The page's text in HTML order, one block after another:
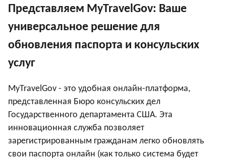
Представляем MyTravelGov: Ваше
универсальное решение для
обновления паспорта и консульских
услуг
MyTravelGov - это удобная онлайн-платформа,
представленная Бюро консульских дел
Государственного департамента США. Эта
инновационная служба позволяет
зарегистрированным гражданам легко обновлять
свои паспорта онлайн (как только система будет